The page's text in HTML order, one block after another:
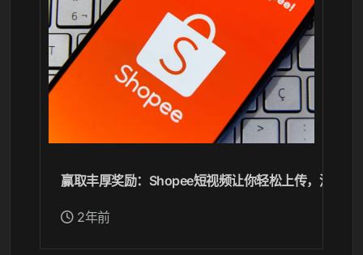
赢取丰厚奖励：Shopee短视频让你轻松上传，流量飙
2年前